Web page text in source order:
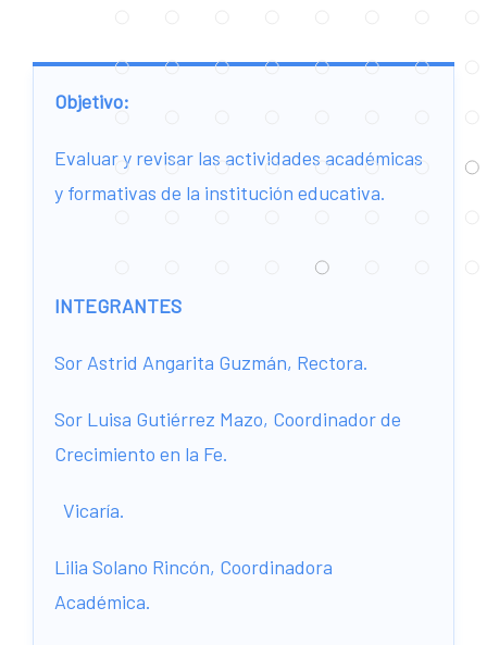
Objetivo:
Evaluar y revisar las actividades académicas
y formativas de la institución educativa.
INTEGRANTES
Sor Astrid Angarita Guzmán, Rectora.
Sor Luisa Gutiérrez Mazo, Coordinador de
Crecimiento en la Fe.
Vicaría.
Lilia Solano Rincón, Coordinadora
Académica.